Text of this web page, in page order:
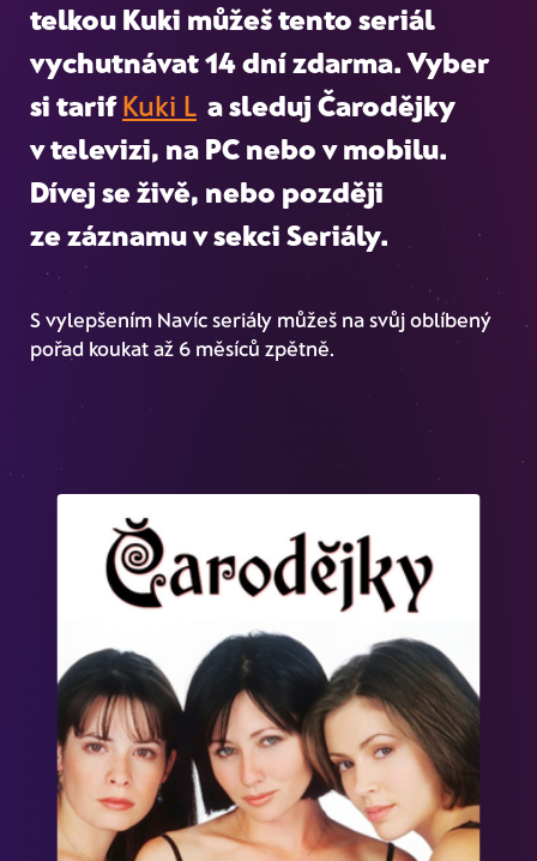
telkou Kuki můžeš tento seriál
vychutnávat 14 dní zdarma. Vyber
si tarifKuki L a sleduj Čarodějky
v televizi, na PC nebo v mobilu.
Dívej se živě, nebo později
ze záznamuv sekci Seriály.
S vylepšením Navíc seriály můžeš na svůj oblíbený
pořad koukat až 6 měsíců zpětně.